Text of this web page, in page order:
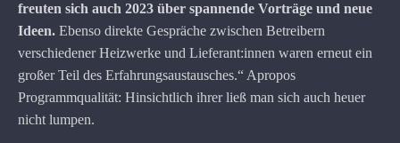
freuten sich auch 2023 über spannende Vorträge und neue
Ideen. Ebenso direkte Gespräche zwischen Betreibern
verschiedener Heizwerke und Lieferant:innen waren erneut ein
großer Teil des Erfahrungsaustausches.“ Apropos
Programmqualität: Hinsichtlich ihrer ließ man sich auch heuer
nicht lumpen.